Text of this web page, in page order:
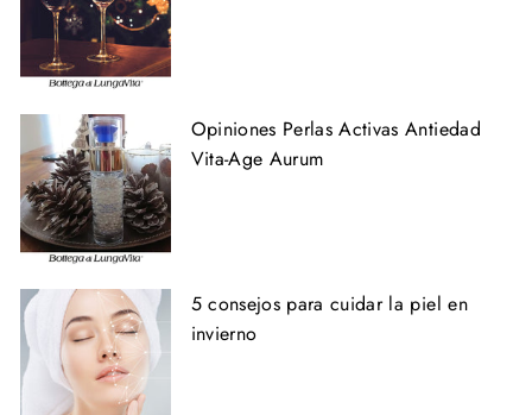
Opiniones Perlas Activas Antiedad
Vita-Age Aurum
5 consejos para cuidar la piel en
invierno